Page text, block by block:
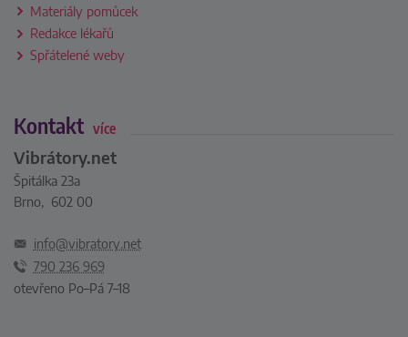
Materiály pomůcek
Redakce lékařů
Spřátelené weby
Kontakt více
Vibrátory.net
Špitálka 23a
Brno, 602 00
info@vibratory.net
790 236 969
otevřeno Po–Pá 7–18